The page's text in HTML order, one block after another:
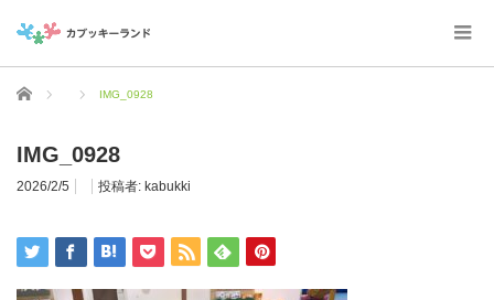
ホーム IMG_0928
IMG_0928
2026/2/5 投稿者: kabukki